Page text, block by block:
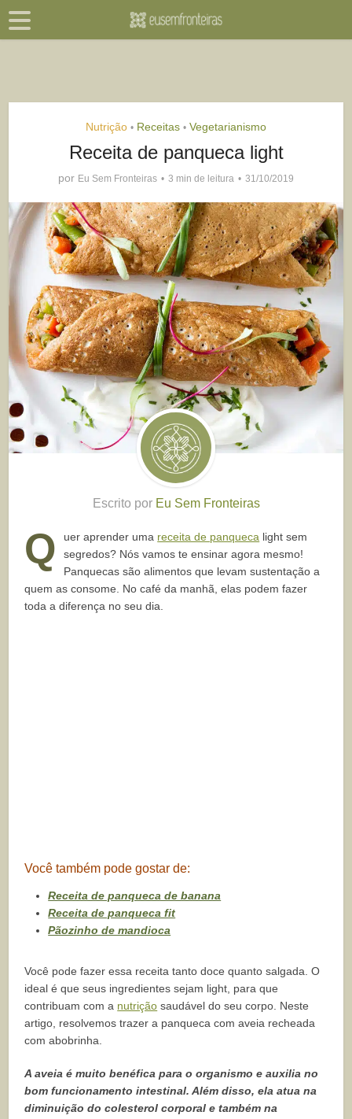
Nutrição • Receitas • Vegetarianismo
Receita de panqueca light
por Eu Sem Fronteiras 3 min de leitura 31/10/2019
Escrito por Eu Sem Fronteiras
Q uer aprender uma receita de panqueca light sem
segredos? Nós vamos te ensinar agora mesmo!
Panquecas são alimentos que levam sustentação a
quem as consome. No café da manhã, elas podem fazer
toda a diferença no seu dia.
Você também pode gostar de:
Receita de panqueca de banana
Receita de panqueca fit
Pãozinho de mandioca
Você pode fazer essa receita tanto doce quanto salgada. O
ideal é que seus ingredientes sejam light, para que
contribuam com a nutrição saudável do seu corpo. Neste
artigo, resolvemos trazer a panqueca com aveia recheada
com abobrinha.
A aveia é muito benéfica para o organismo e auxilia no
bom funcionamento intestinal. Além disso, ela atua na
diminuição do colesterol corporal e também na